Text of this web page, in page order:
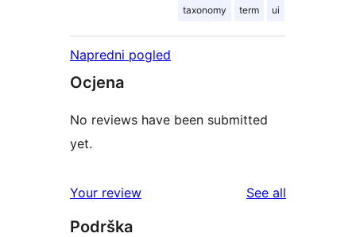
taxonomy term ui
Napredni pogled
Ocjena
No reviews have been submitted
yet.
Your review See all
Podrška